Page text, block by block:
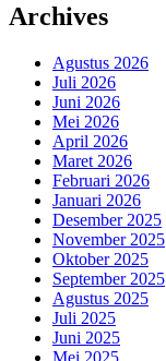
Archives
Agustus 2026
Juli 2026
Juni 2026
Mei 2026
April 2026
Maret 2026
Februari 2026
Januari 2026
Desember 2025
November 2025
Oktober 2025
September 2025
Agustus 2025
Juli 2025
Juni 2025
Mei 2025